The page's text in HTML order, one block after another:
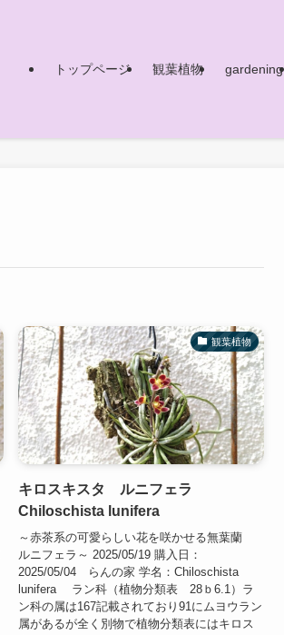
トップページ 観葉植物 gardening
観葉植物
キロスキスタ ルニフェラ
Chiloschista lunifera
～赤茶系の可愛らしい花を咲かせる無葉蘭
ルニフェラ～ 2025/05/19 購入日：
2025/05/04 らんの家 学名：Chiloschista
lunifera ラン科（植物分類表 28ｂ6.1）ラ
ン科の属は167記載されており91にムヨウラン
属があるが全く別物で植物分類表にはキロス